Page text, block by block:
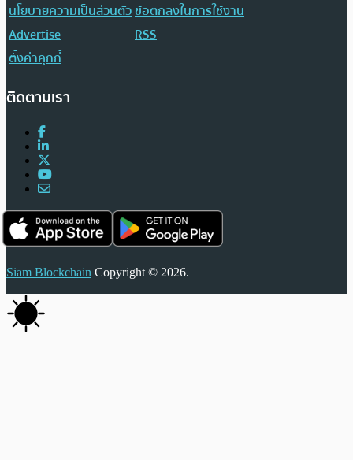
นโยบายความเป็นส่วนตัวข้อตกลงในการใช้งาน
Advertise
RSS
ตั้งค่าคุกกี้
ติดตามเรา
Siam Blockchain Copyright © 2026.